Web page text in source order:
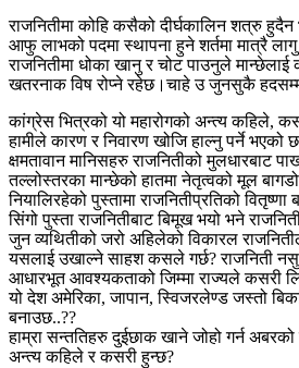
राजनितीमा कोहि कसैको दीर्घकालिन शत्रु
आफु लाभको पदमा स्थापना हुने शर्तमा मात्रै
राजनितीमा धोका खानु र चोट पाउनुले मान्छेलाई
खतरनाक विष रोप्ने रहेछ।चाहे उ जुनसुकै
कांग्रेस भित्रको यो महारोगको अन्त्य कहिले,
हामीले कारण र निवारण खोजि हाल्नु पर्ने
क्षमतावान मानिसहरु राजनितीको मुलधारबाट
तल्लोस्तरका मान्छेको हातमा नेतृत्वको मूल
नियालिरहेको पुस्तामा राजनितीप्रतिको
सिंगो पुस्ता राजनितीबाट बिमूख भयो भने
जुन व्यथितीको जरो अहिलेको विकारल
यसलाई उखाल्ने साहश कसले गर्छ? राजनिती
आधारभूत आवश्यकताको जिम्मा राज्यले कसरी
यो देश अमेरिका, जापान, स्विजरलेण्ड जस्तो
बनाउछ..??
हाम्रा सन्ततिहरु दुईछाक खाने जोहो गर्न अबरको
अन्त्य कहिले र कसरी हुन्छ?